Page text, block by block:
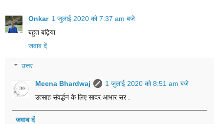
Onkar 1 जुलाई 2020 को 7:37 am बजे
बहुत बढ़िया
जवाब दें
उत्तर
Meena Bhardwaj
1 जुलाई 2020 को 8:51 am बजे
उत्साह संवर्द्धन के लिए सादर आभार सर .
जवाब दें